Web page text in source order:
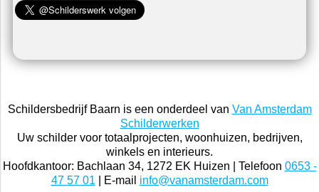
Schildersbedrijf Baarn is een onderdeel van Van Amsterdam
Schilderwerken
Uw schilder voor totaalprojecten, woonhuizen, bedrijven,
winkels en interieurs.
Hoofdkantoor: Bachlaan 34, 1272 EK Huizen | Telefoon 0653 -
47 57 01 | E-mail info@vanamsterdam.com